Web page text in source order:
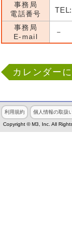
事務局
電話番号
事務局
E-mail
－
カレンダー
利用規約 個人情報の取扱
Copyright © M3, Inc. All